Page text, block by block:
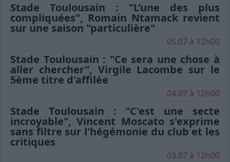
Stade Toulousain : "L'une des plus
compliquées", Romain Ntamack revient
sur une saison "particulière"
05.07 à 12h00
Stade Toulousain : "Ce sera une chose à
aller chercher", Virgile Lacombe sur le
5ème titre d'affilée
04.07 à 12h00
Stade Toulousain : "C'est une secte
incroyable", Vincent Moscato s'exprime
sans filtre sur l'hégémonie du club et les
critiques
03.07 à 12h00